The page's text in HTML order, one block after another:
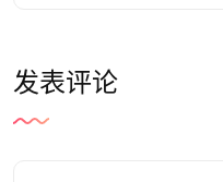
发表评论